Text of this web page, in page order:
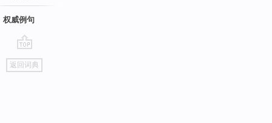
权威例句
go
top
返回词典